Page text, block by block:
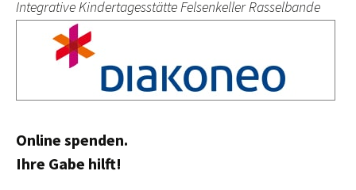
Integrative Kindertagesstätte Felsenkeller Rasselbande
Online spenden.
Ihre Gabe hilft!